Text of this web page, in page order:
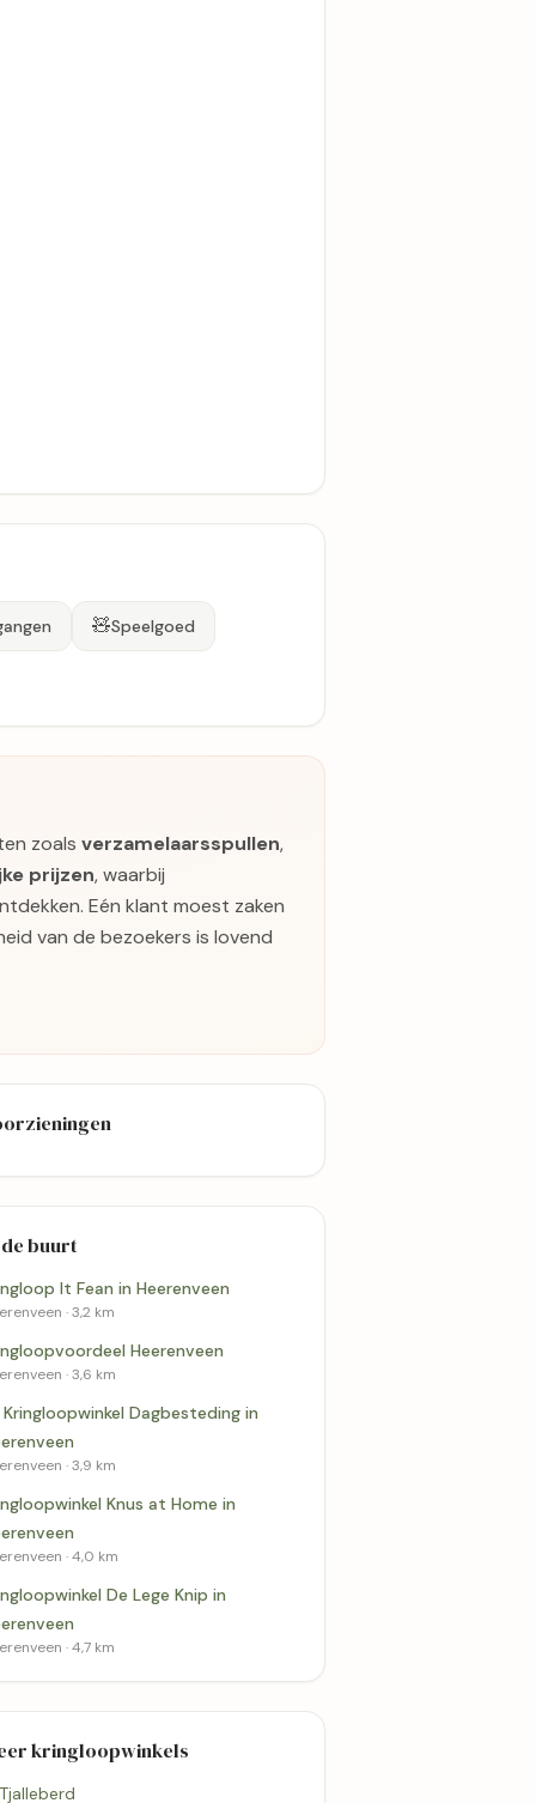
🧸Speelgoed
zoals verzamelaarsspullen,
prijzen, waarbij
Eén klant moest zaken
van de bezoekers is lovend
buurt
It Fean in Heerenveen
· 3,2 km
Heerenveen
· 3,6 km
Kringloopwinkel Dagbesteding in
· 3,9 km
Knus at Home in
· 4,0 km
De Lege Knip in
· 4,7 km
kringloopwinkels